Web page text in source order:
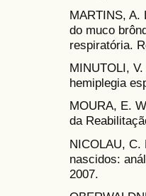
MARTINS, A.
do muco
respiratória.
MINUTOLI,
hemiplegia
MOURA, E.
da
NICOLAU, C.
nascidos:
2007.